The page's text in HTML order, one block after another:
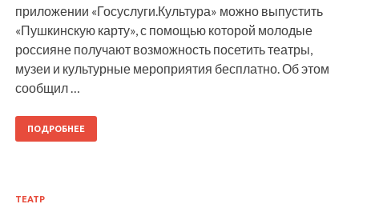
приложении «Госуслуги.Культура» можно выпустить
«Пушкинскую карту», с помощью которой молодые
россияне получают возможность посетить театры,
музеи и культурные мероприятия бесплатно. Об этом
сообщил …
ПОДРОБНЕЕ
ТЕАТР